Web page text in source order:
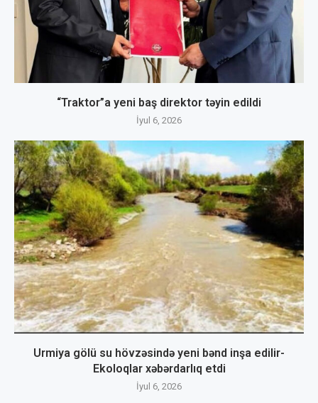
“Traktor”a yeni baş direktor təyin edildi
İyul 6, 2026
Urmiya gölü su hövzəsində yeni bənd inşa edilir-
Ekoloqlar xəbərdarlıq etdi
İyul 6, 2026